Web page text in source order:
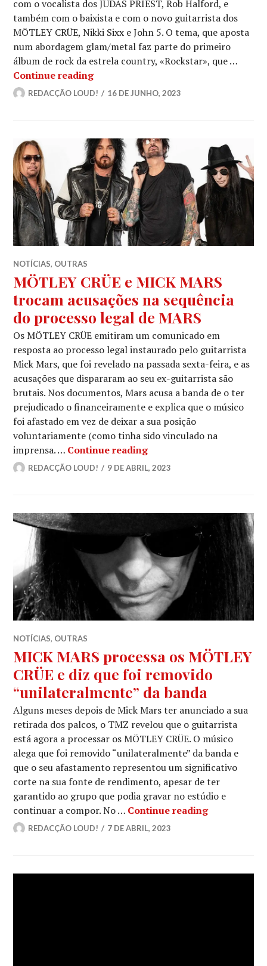
com o vocalista dos JUDAS PRIEST, Rob Halford, e
também com o baixista e com o novo guitarrista dos
MÖTLEY CRÜE, Nikki Sixx e John 5. O tema, que aposta
num abordagem glam/metal faz parte do primeiro
álbum de rock da estrela country, «Rockstar», que …
Continue readingOuve o dueto da DOLLY PARTON
REDACÇÃO LOUD! 16 DE JUNHO, 2023
NOTÍCIAS, OUTRAS
MÖTLEY CRÜE e MICK MARS
trocam acusações na sequência
do processo legal de MARS
Os MÖTLEY CRÜE emitiram um comunicado em
resposta ao processo legal instaurado pelo guitarrista
Mick Mars, que foi revelado na passada sexta-feira, e as
acusações que dispararam ao seu ex-guitarrista são
brutais. Nos documentos, Mars acusa a banda de o ter
prejudicado o financeiramente e explica que o músico
foi afastado em vez de deixar a sua posição
voluntariamente (como tinha sido vinculado na
imprensa. … Continue readingMÖTLEY CRÜE e MICK
REDACÇÃO LOUD! 9 DE ABRIL, 2023
NOTÍCIAS, OUTRAS
MICK MARS processa os MÖTLEY
CRÜE e diz que foi removido
“unilateralmente” da banda
Alguns meses depois de Mick Mars ter anunciado a sua
retirada dos palcos, o TMZ revelou que o guitarrista
está agora a processar os MÖTLEY CRÜE. O músico
alega que foi removido “unilateralmente” da banda e
que o seu afastamento representou um significativo
corte na sua fonte de rendimento, apesar de ter
garantido ao grupo que podia gravar no estúdio e
continuar a compor. No … Continue readingMICK
REDACÇÃO LOUD! 7 DE ABRIL, 2023